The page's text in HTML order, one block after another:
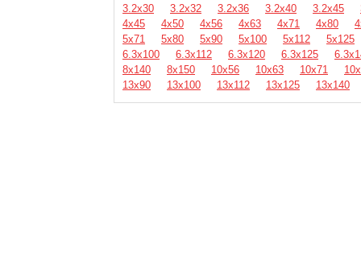
3.2х30
3.2х32 3.2х36 3.2х40 3.2х45
4х45
4х50 4х56 4х63 4х71 4х80
5х71
5х80 5х90 5х100 5х112
5х125
6.3х100
6.3х112 6.3х120 6.3х125
8х140
8х150 10х56 10х63 10х71
13х90
13х100 13х112 13х125 13х140